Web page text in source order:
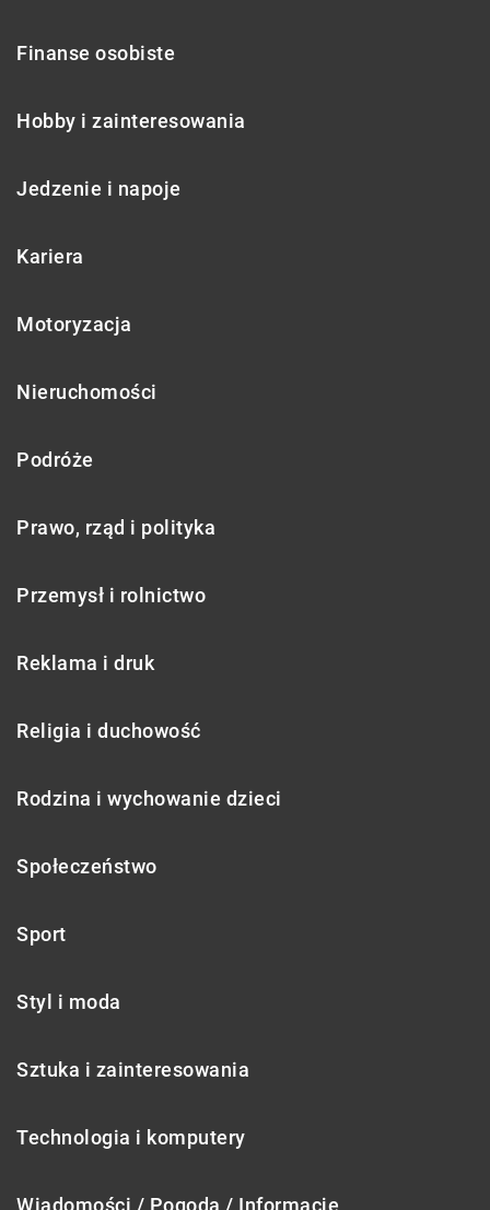
Finanse osobiste
Hobby i zainteresowania
Jedzenie i napoje
Kariera
Motoryzacja
Nieruchomości
Podróże
Prawo, rząd i polityka
Przemysł i rolnictwo
Reklama i druk
Religia i duchowość
Rodzina i wychowanie dzieci
Społeczeństwo
Sport
Styl i moda
Sztuka i zainteresowania
Technologia i komputery